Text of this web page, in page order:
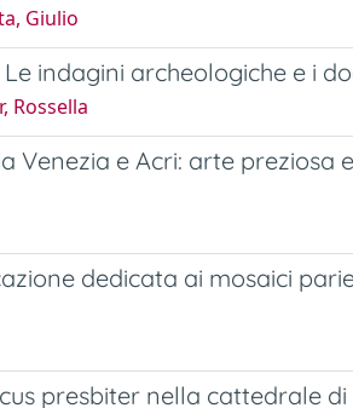
Giulio
indagini archeologiche e i
Rossella
Venezia e Acri: arte
dedicata ai mosaici
presbiter nella cattedrale di